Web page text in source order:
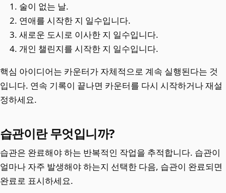
술이 없는 날.
연애를 시작한 지 일수입니다.
새로운 도시로 이사한 지 일수입니다.
개인 챌린지를 시작한 지 일수입니다.
핵심 아이디어는 카운터가 자체적으로 계속 실행된다는 것
입니다. 연속 기록이 끝나면 카운터를 다시 시작하거나 재설
정하세요.
습관이란 무엇입니까?
습관은 완료해야 하는 반복적인 작업을 추적합니다. 습관이
얼마나 자주 발생해야 하는지 선택한 다음, 습관이 완료되면
완료로 표시하세요.